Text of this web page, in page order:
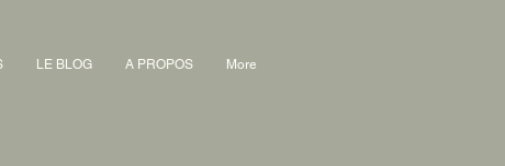
LE BLOG A PROPOS More